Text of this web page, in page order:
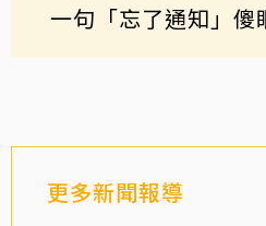
一句「忘了通知」傻
更多新聞報導